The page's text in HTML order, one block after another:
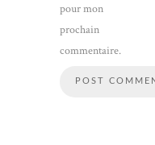
pour mon
prochain
commentaire.